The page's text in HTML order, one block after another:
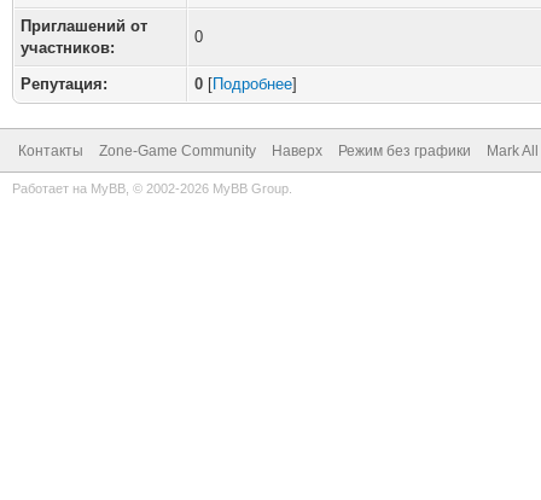
Приглашений от
участников:
0
Репутация: 0 [Подробнее]
Контакты Zone-Game Community Наверх Режим без графики Mark
Работает на MyBB , © 2002-2026 MyBB Group